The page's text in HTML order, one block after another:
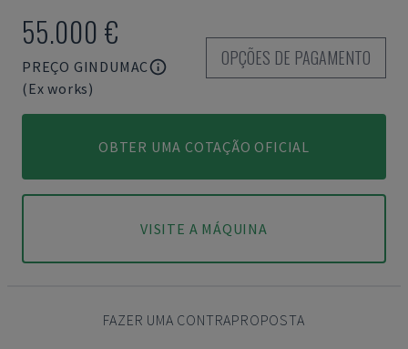
55.000 €
PREÇO GINDUMAC
(Ex works)
OPÇÕES DE PAGAMENTO
OBTER UMA COTAÇÃO OFICIAL
VISITE A MÁQUINA
FAZER UMA CONTRAPROPOSTA